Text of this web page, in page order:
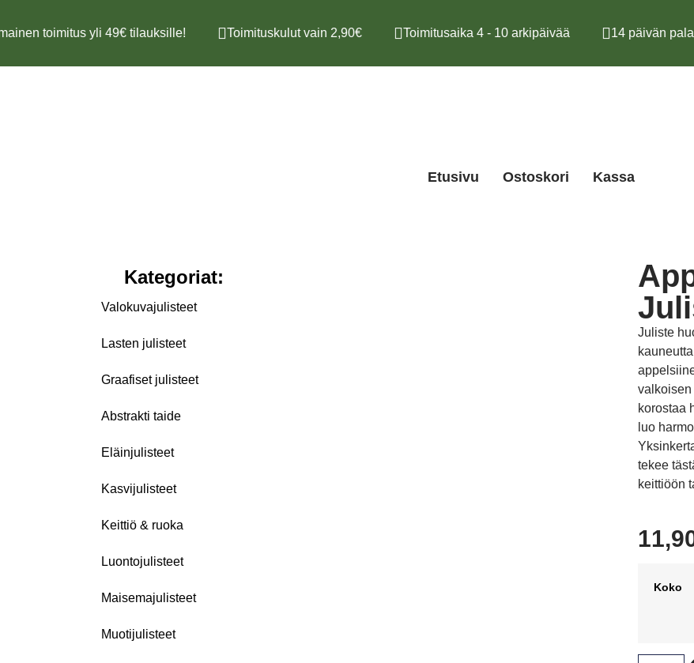
toimitus yli 49€ tilauksille! Toimituskulut vain 2,90€ Toimitusaika 4 - 10 arkipäivää 14 päivän
Etusivu Ostoskori Kassa
Kategoriat:
Valokuvajulisteet
Lasten julisteet
Graafiset julisteet
Abstrakti taide
Eläinjulisteet
Kasvijulisteet
Keittiö & ruoka
Luontojulisteet
Maisemajulisteet
Muotijulisteet
Juliste
korostaa
luo
tekee
keittiöön
Koko